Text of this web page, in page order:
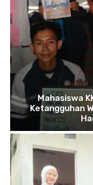
Mahasiswa
Ketangguhan